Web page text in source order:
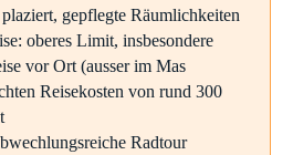
gepflegte Räumlichkeiten
oberes Limit, insbesondere
vor Ort (ausser im Mas
Reisekosten von rund 300
Radtour